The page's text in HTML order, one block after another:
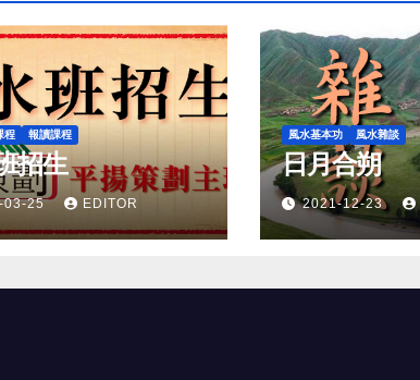
程 報讀課程
招生
03-25 EDITOR
風水基本功 風水雜談
日月合朔
2021-12-23